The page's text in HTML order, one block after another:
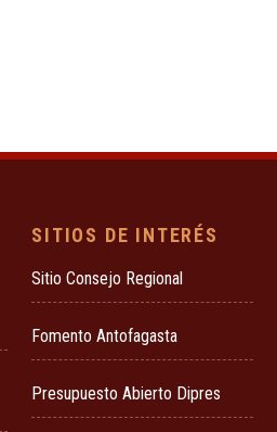
SITIOS DE INTERÉS
Sitio Consejo Regional
Fomento Antofagasta
Presupuesto Abierto Dipres